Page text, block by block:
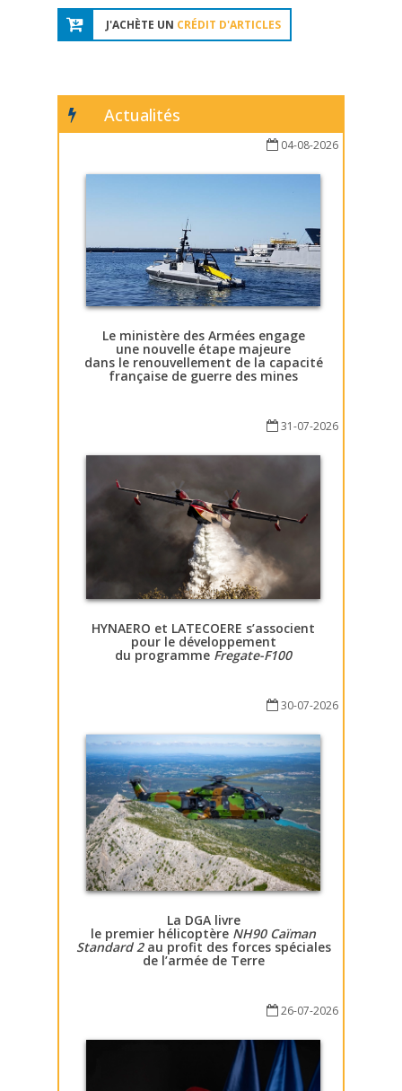
J'ACHÈTE UN CRÉDIT D'ARTICLES
Actualités
04-08-2026
Le ministère des Armées engage
une nouvelle étape majeure
dans le renouvellement de la capacité
française de guerre des mines
31-07-2026
HYNAERO et LATECOERE s’associent
pour le développement
du programme Fregate-F100
30-07-2026
La DGA livre
le premier hélicoptère NH90 Caïman
Standard 2au profit des forces spéciales
de l’armée de Terre
26-07-2026